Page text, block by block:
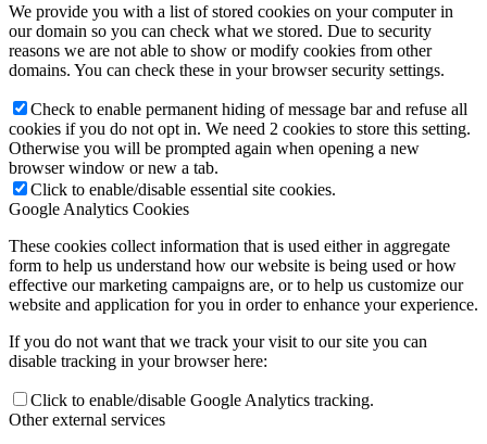
We provide you with a list of stored cookies on your computer in
our domain so you can check what we stored. Due to security
reasons we are not able to show or modify cookies from other
domains. You can check these in your browser security settings.
Check to enable permanent hiding of message bar and refuse all
cookies if you do not opt in. We need 2 cookies to store this setting.
Otherwise you will be prompted again when opening a new
browser window or new a tab.
Click to enable/disable essential site cookies.
Google Analytics Cookies
These cookies collect information that is used either in aggregate
form to help us understand how our website is being used or how
effective our marketing campaigns are, or to help us customize our
website and application for you in order to enhance your experience.
If you do not want that we track your visit to our site you can
disable tracking in your browser here:
Click to enable/disable Google Analytics tracking.
Other external services